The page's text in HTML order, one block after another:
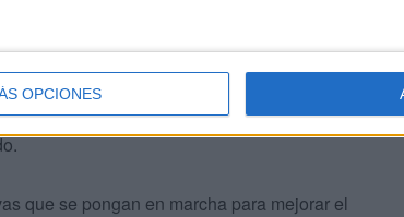
OPCIONES
debe ser una de las prioridades de todos los
en marcha proyectos de investigación e
todos los niños y sus familias,
o su estatus, puedan tener acceso a un
que se pongan en marcha para mejorar el